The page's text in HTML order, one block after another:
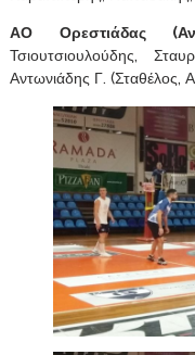
ΑΟ Ορεστιάδας
Τσιουτσιουλούδης,
Αντωνιάδης Γ. (Σταθέλος,